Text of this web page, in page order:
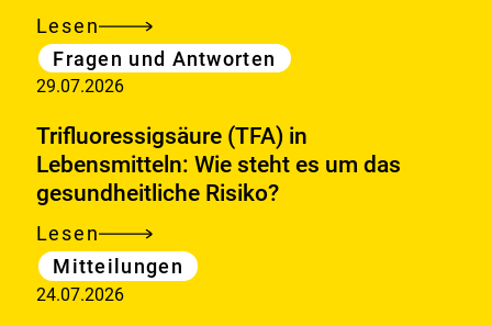
können
helfen,
gesundheitlich
Aufnahmemengen
zu
verringern
Lesen
Über
35
Gute
Laborpraxis
in
Deutschland
Kategorie
Fragen und Antworten
29.07.2026
Trifluoressigsäure (TFA) in
Lebensmitteln: Wie steht es um das
gesundheitliche Risiko?
Lesen
Trifluoressigsäure
(TFA)
Kategorie
Mitteilungen
24.07.2026